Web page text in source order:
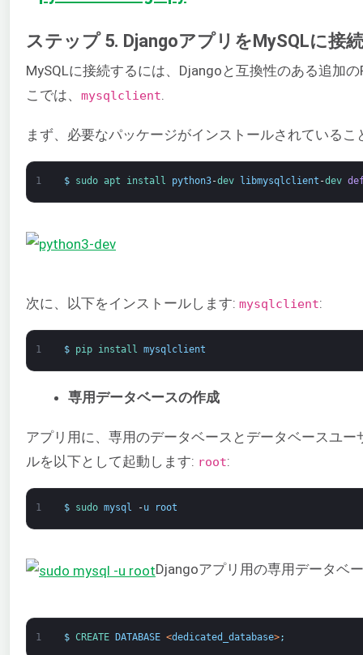
ステップ 5. DjangoアプリをMySQLに接
MySQLに接続するには、Djangoと互換性のある追加
こでは、 mysqlclient.
まず、必要なパッケージがインストールされているこ
1 $ sudo apt install python3-dev libmysqlclient -dev
次に、以下をインストールします: mysqlclient:
1 $ pip install mysqlclient
専用データベースの作成
アプリ用に、専用のデータベースとデータベースユ
ルを以下として起動します: root:
1 $ sudo mysql -u root
Djangoアプリ用の専用データベ
1 $ CREATE DATABASE <dedicated_database>;